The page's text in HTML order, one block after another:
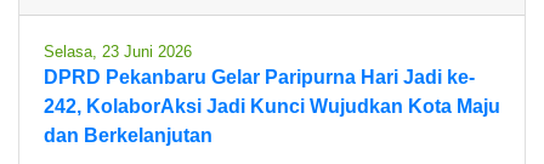
Selasa, 23 Juni 2026
DPRD Pekanbaru Gelar Paripurna Hari Jadi ke-
242, KolaborAksi Jadi Kunci Wujudkan Kota Maju
dan Berkelanjutan